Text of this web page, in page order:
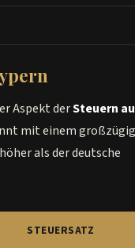
Aspekt derSteuern
mit einem
als der deutsche
STEUERSATZ